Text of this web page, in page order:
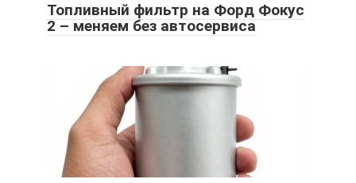
Топливный фильтр на Форд Фокус
2 – меняем без автосервиса